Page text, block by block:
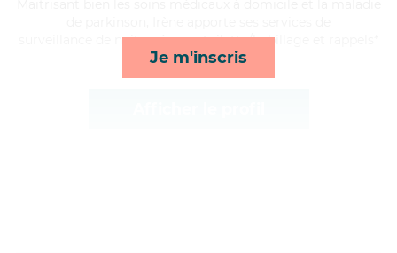
Je m'inscris
surveillance de nuit, ménage, toilette/habillage et rappels*